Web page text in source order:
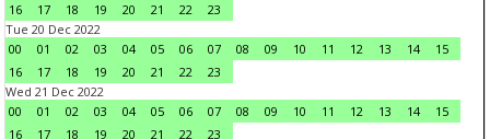
16
17 18 19 20 21 22
23
Tue 20 Dec 2022
00
01 02 03 04 05 06 07 08 09 10 11 12 13 14
15
16
17 18 19 20 21 22
23
Wed 21 Dec 2022
00
01 02 03 04 05 06 07 08 09 10 11 12 13 14
15
16
17 18 19 20 21 22
23